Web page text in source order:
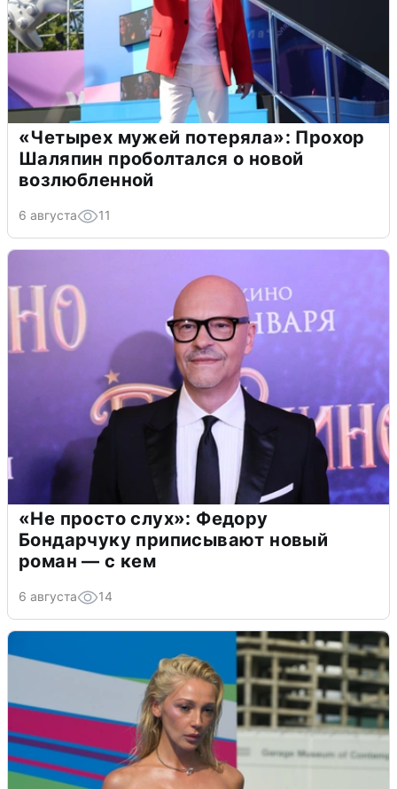
«Четырех мужей потеряла»: Прохор
Шаляпин проболтался о новой
возлюбленной
6 августа 11
«Не просто слух»: Федору
Бондарчуку приписывают новый
роман — с кем
6 августа 14